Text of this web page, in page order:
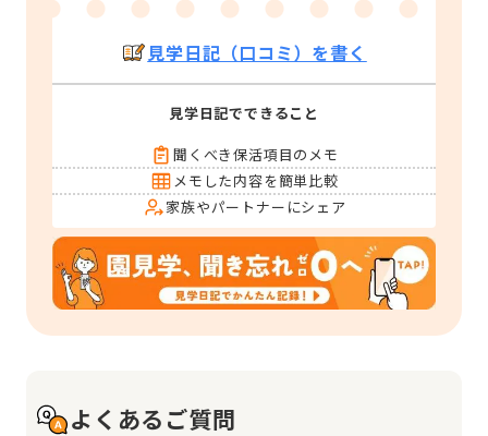
見学日記（口コミ）を書く
見学日記でできること
聞くべき保活項目のメモ
メモした内容を簡単比較
家族やパートナーにシェア
よくあるご質問